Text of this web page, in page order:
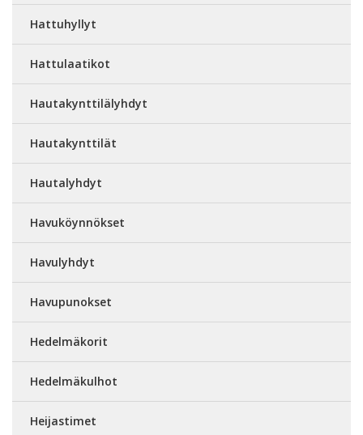
Hattuhyllyt
Hattulaatikot
Hautakynttilälyhdyt
Hautakynttilät
Hautalyhdyt
Havuköynnökset
Havulyhdyt
Havupunokset
Hedelmäkorit
Hedelmäkulhot
Heijastimet